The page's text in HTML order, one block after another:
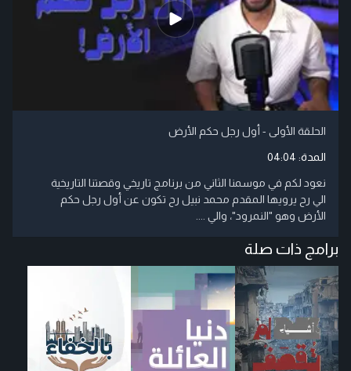
الحلقة الأولى - أول رجل حكم الأرض
المدة: 04:04
نعود لكم في موسمنا الثاني من برنامج تاريخي وقصتنا التاريخية
الي رح يرويها المقدم محمد نبيل رح تكون عن أول رجل حكم
الأرض وهو "النمرود"، والي ....
برامج ذات صلة